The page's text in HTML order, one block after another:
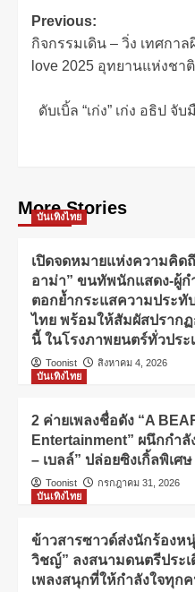
Previous:
กิจกรรมเดิน – วิ่ง เทศกาล
love 2025 อุทยานแห่งชา
ดับเบิ้ล “เก่ง” เก่ง อธิป จั
More Stories
บันเทิงไทย
เปิดจดหมายแห่งความคิด
อาม่า” ขนทัพนักแสดง-ผู้
ตอกย้ำกระแสความประทั
ไทย พร้อมให้สัมผัสปราก
นี้ ในโรงภาพยนตร์ทั่วประ
Toonist
สิงหาคม 4, 2026
บันเทิงไทย
2 ค่ายเพลงชื่อดัง “A
Entertainment” ผนึกกำ
– เบลล์” ปล่อยซิงเกิ้ลพิเศ
Toonist
กรกฎาคม 31, 2026
บันเทิงไทย
ข้าวสารซาวด์ส่งนักร้องห
วิชญ์” ลงสนามดนตรีประเ
เพลงสนุกที่ให้กำลังใจทุก